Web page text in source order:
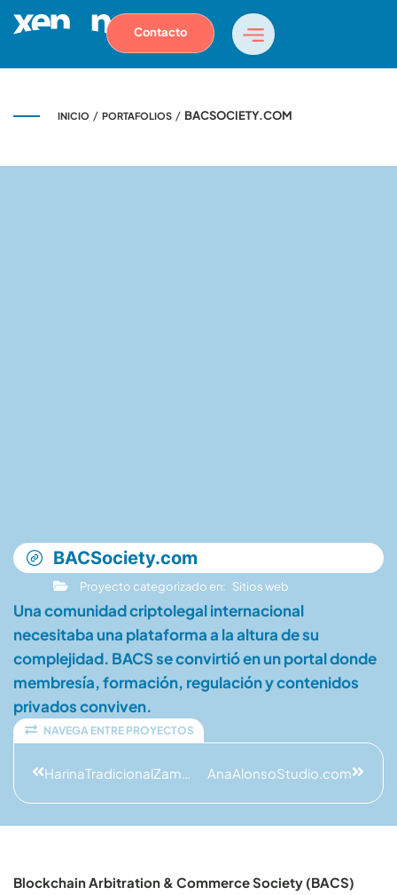
Contacto
INICIO / PORTAFOLIOS / BACSOCIETY.COM
BACSociety.com
Proyecto categorizado en: Sitios web
Una comunidad criptolegal internacional
necesitaba una plataforma a la altura de su
complejidad. BACS se convirtió en un portal donde
membresía, formación, regulación y contenidos
privados conviven.
NAVEGA ENTRE PROYECTOS
HarinaTradicionalZamorana.com AnaAlonsoStudio.com
Blockchain Arbitration & Commerce Society (BACS)